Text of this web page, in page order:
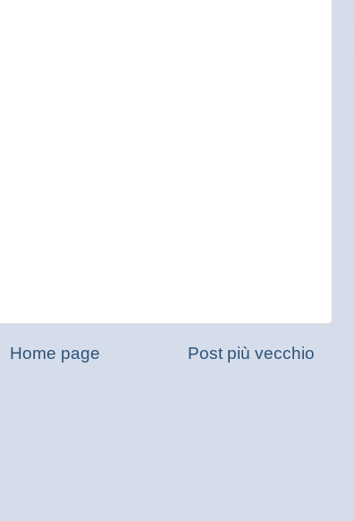
Post più vecchio
Home page